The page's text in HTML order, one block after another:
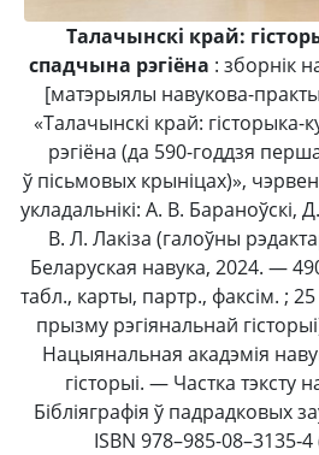
Талачынскі край:
спадчына рэгіёна : зборнік
[матэрыялы навукова-
«Талачынскі край:
рэгіёна (да 590-годдзя
ў пісьмовых крыніцах)»,
укладальнікі: А. В. Бараноўскі,
В. Л. Лакіза (галоўны
Беларуская навука, 2024. —
табл., карты, партр., факсім. ;
прызму рэгіянальнай
Нацыянальная акадэмія
гісторыі. — Частка тэксту
Бібліяграфія ў падрадковых
ISBN 978–985-